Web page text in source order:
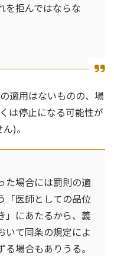
を拒んではならな
適用はないものの、場
は停止になる可能性が
)。
た場合には罰則の適
「医師としての品位
」にあたるから、義
いて同条の規定によ
場合もありうる。